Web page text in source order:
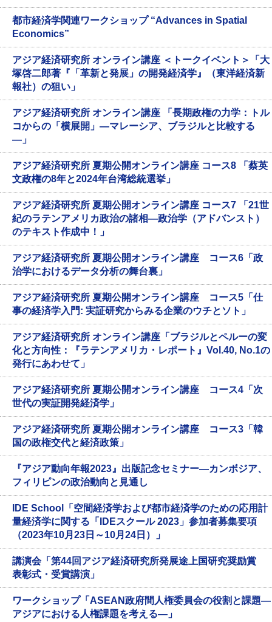
都市経済学関連ワークショップ “Advances in Spatial
Economics”
アジア経済研究所 オンライン講座 ＜トークイベント＞「大
塚啓二郎著『「革新と発展」の開発経済学』（東洋経済新
報社）の狙い」
アジア経済研究所 オンライン講座 「長期政権の力学：トル
コからの「横展開」―マレーシア、ブラジルと比較する
―」
アジア経済研究所 夏期公開オンライン講座 コース8 「蔡英
文政権の8年と2024年台湾総統選挙」
アジア経済研究所 夏期公開オンライン講座 コース7 「21世
紀のラテンアメリカ政治の諸相―政治学（アドバンスト）
のテキスト作成中！」
アジア経済研究所 夏期公開オンライン講座 コース6「政
治学におけるデータ分析の舞台裏」
アジア経済研究所 夏期公開オンライン講座 コース5「仕
事の経済学入門: 実証研究からみる企業のウチとソト」
アジア経済研究所 オンライン講座「ブラジルとペルーの変
化と方向性：『ラテンアメリカ・レポート』Vol.40, No.1の
発行にあわせて」
アジア経済研究所 夏期公開オンライン講座 コース4「次
世代の実証開発経済学」
アジア経済研究所 夏期公開オンライン講座 コース3「韓
国の政権交代と経済政策」
『アジア動向年報2023』出版記念セミナー―カンボジア、
フィリピンの政治動向と見通し
IDE School「空間経済学および都市経済学のための応用計
量経済学に関する「IDEスクール 2023」参加者募集要項
（2023年10月23日～10月24日）」
講演会「第44回アジア経済研究所発展途上国研究奨励賞
表彰式・受賞講演」
ワークショップ「ASEAN政府間人権委員会の役割と課題―
アジアにおける人権課題を考える―」